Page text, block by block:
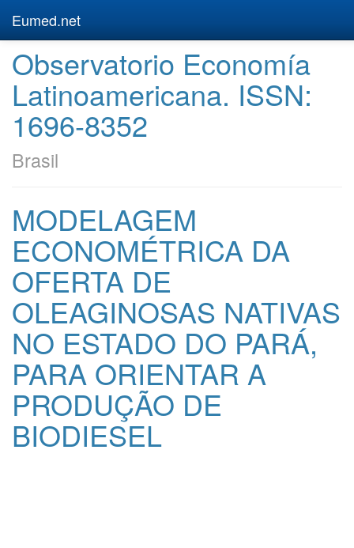
Eumed.net
Observatorio Economía
Latinoamericana. ISSN:
1696-8352
Brasil
MODELAGEM
ECONOMÉTRICA DA
OFERTA DE
OLEAGINOSAS NATIVAS
NO ESTADO DO PARÁ,
PARA ORIENTAR A
PRODUÇÃO DE
BIODIESEL